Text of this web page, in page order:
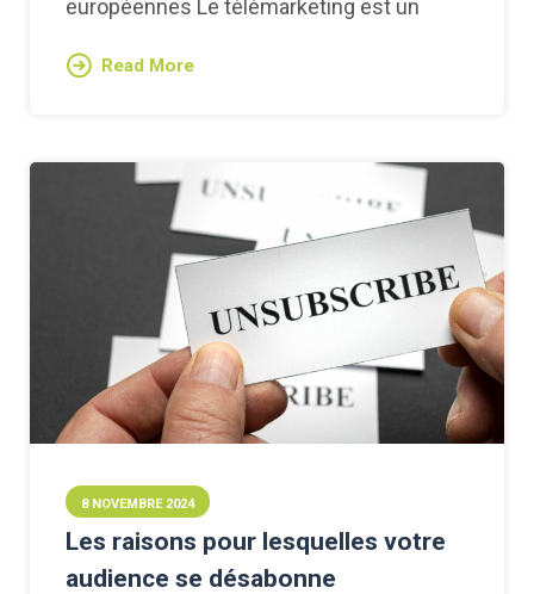
européennes Le télémarketing est un
Read More
8 NOVEMBRE 2024
Les raisons pour lesquelles votre
audience se désabonne